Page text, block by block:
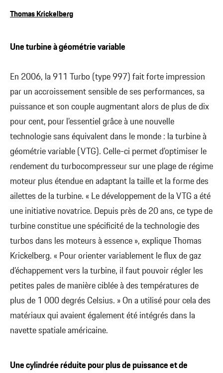
Thomas Krickelberg
Une turbine à géométrie variable
En 2006, la 911 Turbo (type 997) fait forte impression
par un accroissement sensible de ses performances, sa
puissance et son couple augmentant alors de plus de dix
pour cent, pour l’essentiel grâce à une nouvelle
technologie sans équivalent dans le monde : la turbine à
géométrie variable (VTG). Celle-ci permet d’optimiser le
rendement du turbocompresseur sur une plage de régime
moteur plus étendue en adaptant la taille et la forme des
ailettes de la turbine. « Le développement de la VTG a été
une initiative novatrice. Depuis près de 20 ans, ce type de
turbine constitue une spécificité de la technologie des
turbos dans les moteurs à essence », explique Thomas
Krickelberg. « Pour orienter variablement le flux de gaz
d’échappement vers la turbine, il faut pouvoir régler les
petites pales de manière ciblée à des températures de
plus de 1 000 degrés Celsius. » On a utilisé pour cela des
matériaux qui avaient également été intégrés dans la
navette spatiale américaine.
Une cylindrée réduite pour plus de puissance et de